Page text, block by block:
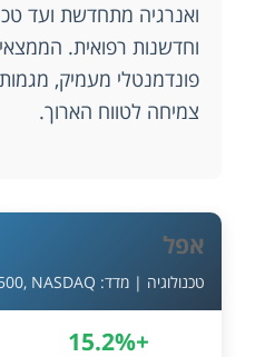
ואנרגיה מתחדשת ועד
וחדשנות רפואית.
פונדמנטלי מעמיק,
צמיחה לטווח הארוך.
אפל
טכנולוגיה | מדד: S&P 500, NASDAQ
+15.2%